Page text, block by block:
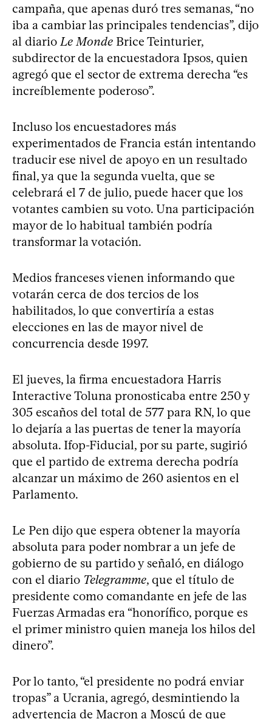
campaña, que apenas duró tres semanas, “no
iba a cambiar las principales tendencias”, dijo
al diario Le Monde Brice Teinturier,
subdirector de la encuestadora Ipsos, quien
agregó que el sector de extrema derecha “es
increíblemente poderoso”.
Incluso los encuestadores más
experimentados de Francia están intentando
traducir ese nivel de apoyo en un resultado
final, ya que la segunda vuelta, que se
celebrará el 7 de julio, puede hacer que los
votantes cambien su voto. Una participación
mayor de lo habitual también podría
transformar la votación.
Medios franceses vienen informando que
votarán cerca de dos tercios de los
habilitados, lo que convertiría a estas
elecciones en las de mayor nivel de
concurrencia desde 1997.
El jueves, la firma encuestadora Harris
Interactive Toluna pronosticaba entre 250 y
305 escaños del total de 577 para RN, lo que
lo dejaría a las puertas de tener la mayoría
absoluta. Ifop-Fiducial, por su parte, sugirió
que el partido de extrema derecha podría
alcanzar un máximo de 260 asientos en el
Parlamento.
Le Pen dijo que espera obtener la mayoría
absoluta para poder nombrar a un jefe de
gobierno de su partido y señaló, en diálogo
con el diario Telegramme, que el título de
presidente como comandante en jefe de las
Fuerzas Armadas era “honorífico, porque es
el primer ministro quien maneja los hilos del
dinero”.
Por lo tanto, “el presidente no podrá enviar
tropas” a Ucrania, agregó, desmintiendo la
advertencia de Macron a Moscú de que